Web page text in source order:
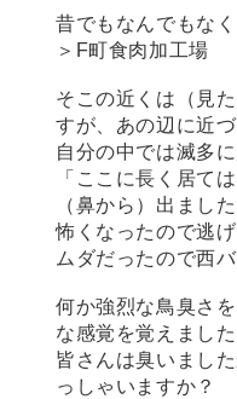
昔でもなんでもな
＞F町食肉加工場
そこの近くは（見
すが、あの辺に近
自分の中では滅多
「ここに長く居て
（鼻から）出ました
怖くなったので逃
ムダだったので西
何か強烈な鳥臭さ
な感覚を覚えました
皆さんは臭いまし
っしゃいますか？